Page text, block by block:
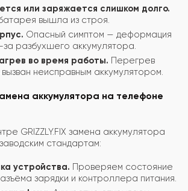
или заряжается слишком долго.
вышла из строя.
Опасный симптом — деформация
за разбухшего аккумулятора.
во время работы. Перегрев
неисправным аккумулятором.
аккумулятора на телефоне
GRIZZLY.FIX замена аккумулятора
стандартам:
устройства. Проверяем состояние
зарядки и контроллера питания.